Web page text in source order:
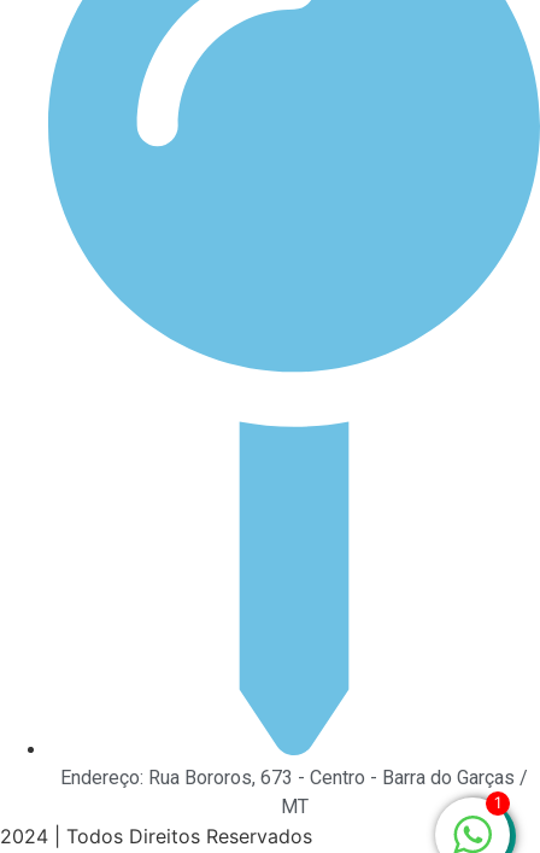
Endereço: Rua Bororos, 673 - Centro - Barra do Garças /
MT
2024 | Todos Direitos Reservados
1